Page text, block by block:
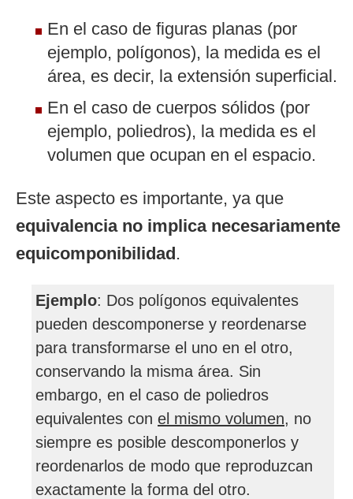
En el caso de figuras planas (por
ejemplo, polígonos), la medida es el
área, es decir, la extensión superficial.
En el caso de cuerpos sólidos (por
ejemplo, poliedros), la medida es el
volumen que ocupan en el espacio.
Este aspecto es importante, ya que
equivalencia no implica necesariamente
equicomponibilidad.
Ejemplo: Dos polígonos equivalentes
pueden descomponerse y reordenarse
para transformarse el uno en el otro,
conservando la misma área. Sin
embargo, en el caso de poliedros
equivalentes con el mismo volumen, no
siempre es posible descomponerlos y
reordenarlos de modo que reproduzcan
exactamente la forma del otro.